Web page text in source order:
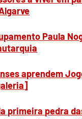
Paula
aprendem
primeira pedra